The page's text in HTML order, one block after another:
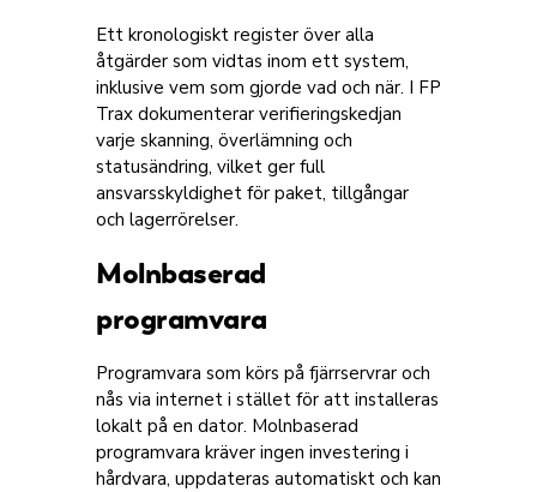
Ett kronologiskt register över alla
åtgärder som vidtas inom ett system,
inklusive vem som gjorde vad och när. I FP
Trax dokumenterar verifieringskedjan
varje skanning, överlämning och
statusändring, vilket ger full
ansvarsskyldighet för paket, tillgångar
och lagerrörelser.
Molnbaserad
programvara
Programvara som körs på fjärrservrar och
nås via internet i stället för att installeras
lokalt på en dator. Molnbaserad
programvara kräver ingen investering i
hårdvara, uppdateras automatiskt och kan